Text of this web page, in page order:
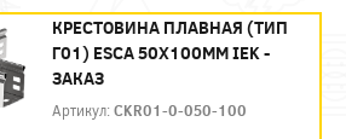
КРЕСТОВИНА ПЛАВНАЯ (ТИП
Г01) ESCA 50Х100ММ IEK -
ЗАКАЗ
Артикул:CKR01-0-050-100